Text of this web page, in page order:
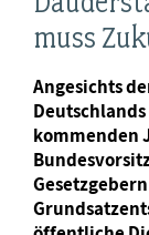
muss
Angesichts
kommenden